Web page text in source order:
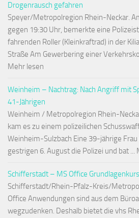
Drogenrausch gefahren
Speyer/Metropolregion Rhein-Neckar.
gegen 19:30 Uhr, bemerkte eine
fahrenden Roller (Kleinkraftrad) in der
Straße Am Gewerbering einer
Mehr lesen
Weinheim – Nachtrag: Nach Angriff mit
41-Jährigen
Weinheim / Metropolregion Rhein-
kam es zu einem polizeilichen
Weinheim-Sulzbach Eine 39-jährige
gestrigen 6. August die Polizei und bat ...
Schifferstadt – MS Office
Schifferstadt/Rhein-Pfalz-Kreis/
Office Anwendungen sind aus dem
wegzudenken. Deshalb bietet die vhs